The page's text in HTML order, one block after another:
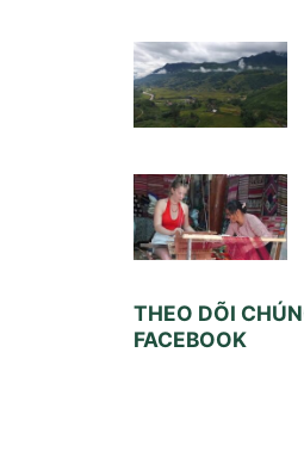
THEO DÕI
FACEBOOK